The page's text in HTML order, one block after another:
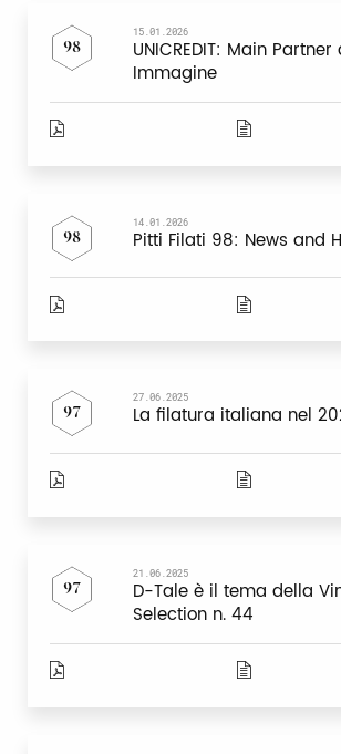
98
15.01.2026
UNICREDIT: Main
Immagine
98
14.01.2026
Pitti Filati 98: News and
97
27.06.2025
La filatura italiana nel
97
21.06.2025
D-Tale è il tema della
Selection n. 44